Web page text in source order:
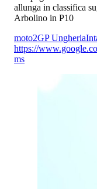
allunga in classifica
Arbolino in P10
moto2GP Ungheria
https://
ms